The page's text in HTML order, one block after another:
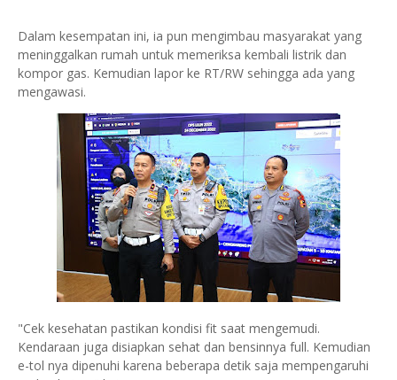
Dalam kesempatan ini, ia pun mengimbau masyarakat yang
meninggalkan rumah untuk memeriksa kembali listrik dan
kompor gas. Kemudian lapor ke RT/RW sehingga ada yang
mengawasi.
"Cek kesehatan pastikan kondisi fit saat mengemudi.
Kendaraan juga disiapkan sehat dan bensinnya full. Kemudian
e-tol nya dipenuhi karena beberapa detik saja mempengaruhi